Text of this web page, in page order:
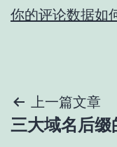
你的评论数据如
文
章
上一篇文章
三大域名后缀